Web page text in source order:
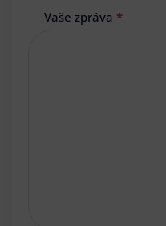
Vaše zpráva *